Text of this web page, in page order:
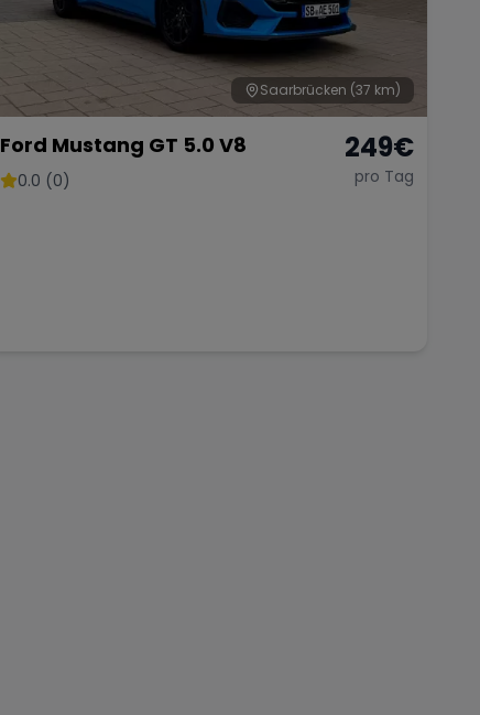
Saarbrücken (37 km)
Ford Mustang GT 5.0 V8
0.0 (0)
249€
pro Tag